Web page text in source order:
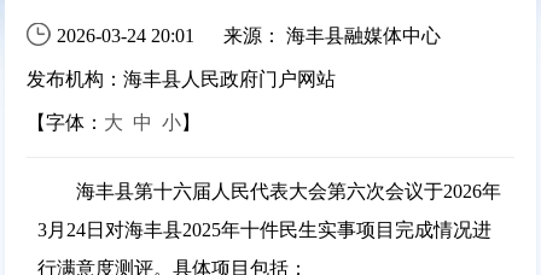
2026-03-24 20:01 来源： 海丰县融媒体中心
发布机构：海丰县人民政府门户网站
【字体： 大 中 小】
海丰县第十六届人民代表大会第六次会议于2026年
3月24日对海丰县2025年十件民生实事项目完成情况进
行满意度测评。具体项目包括：